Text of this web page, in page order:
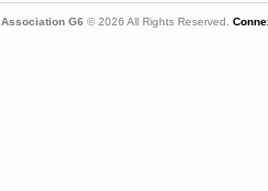
Association G6 © 2026 All Rights Reserved.